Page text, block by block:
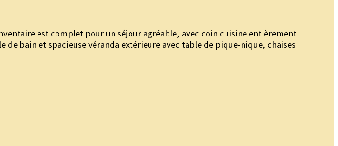
est complet pour un séjour agréable, avec coin cuisine entièrement
bain et spacieuse véranda extérieure avec table de pique-nique, chaises